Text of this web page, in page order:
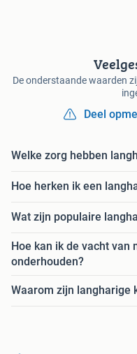
De onderstaande waarden
Deel
Welke zorg hebben
Hoe herken ik een
Wat zijn populaire
Hoe kan ik de vacht van
onderhouden?
Waarom zijn langharige